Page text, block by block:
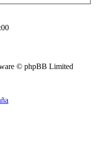
© phpBB Limited